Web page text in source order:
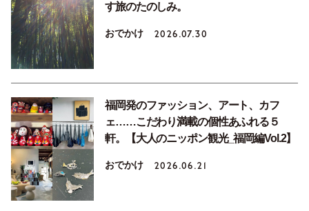
す旅のたのしみ。
おでかけ 2026.07.30
福岡発のファッション、アート、カフ
ェ……こだわり満載の個性あふれる５
軒。【大人のニッポン観光_福岡編Vol.2】
おでかけ 2026.06.21